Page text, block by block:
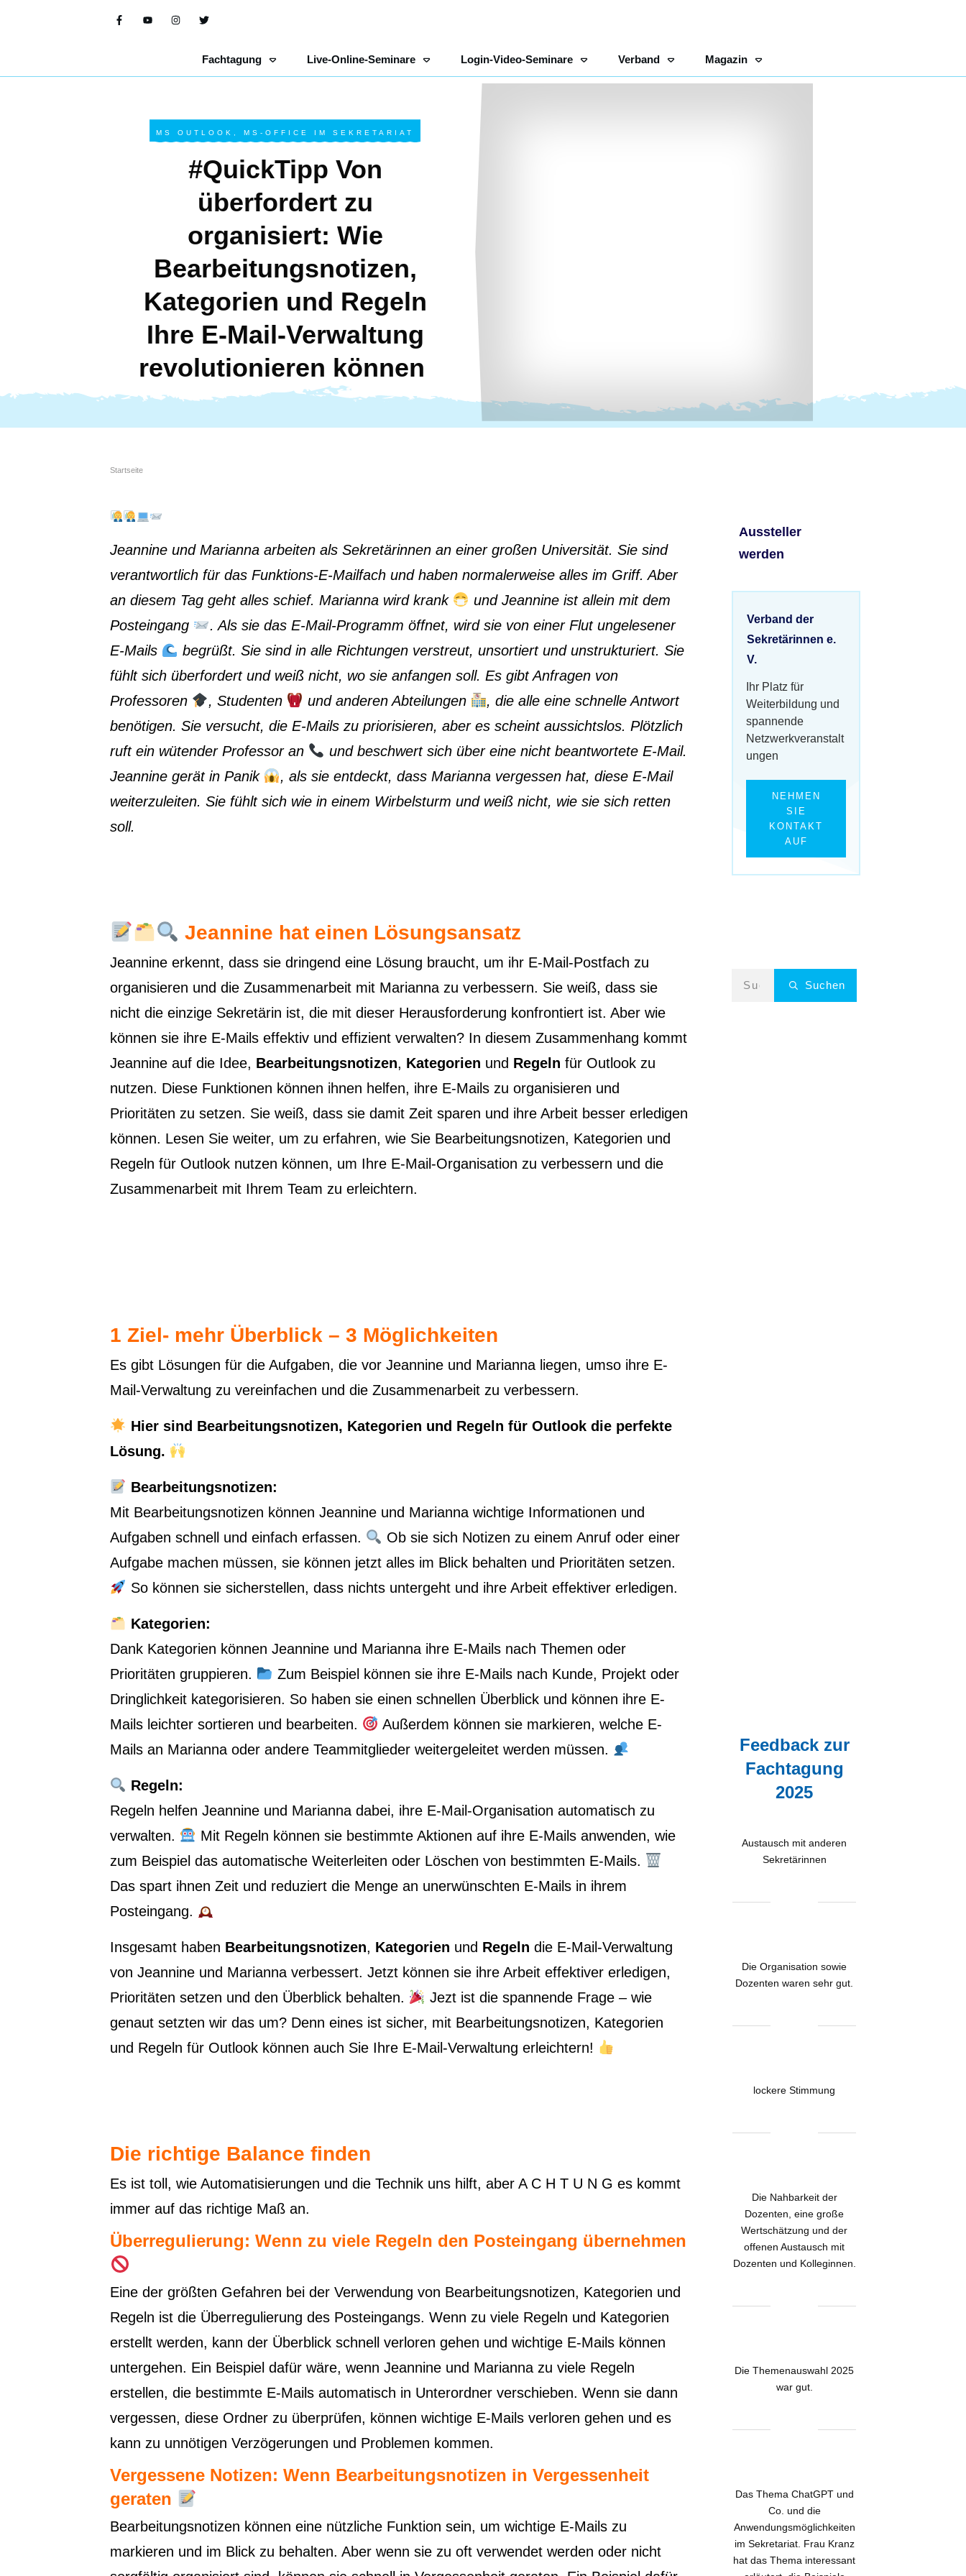
Fachtagung Live-Online-Seminare Login-Video-Seminare Verband Magazin
MS OUTLOOK ,MS-OFFICE IM SEKRETARIAT
#QuickTipp Von
überfordert zu
organisiert: Wie
Bearbeitungsnotizen,
Kategorien und Regeln
Ihre E-Mail-Verwaltung
revolutionieren können
Startseite
Jeannine und Marianna arbeiten als Sekretärinnen an einer großen Universität. Sie sind
verantwortlich für das Funktions-E-Mailfach und haben normalerweise alles im Griff. Aber
an diesem Tag geht alles schief. Marianna wird krank
und Jeannine ist allein mit dem
Posteingang
. Als sie das E-Mail-Programm öffnet, wird sie von einer Flut ungelesener
E-Mails
begrüßt. Sie sind in alle Richtungen verstreut, unsortiert und unstrukturiert. Sie
fühlt sich überfordert und weiß nicht, wo sie anfangen soll. Es gibt Anfragen von
Professoren
, Studenten und anderen Abteilungen
, die alle eine schnelle Antwort
benötigen. Sie versucht, die E-Mails zu priorisieren, aber es scheint aussichtslos. Plötzlich
ruft ein wütender Professor an
und beschwert sich über eine nicht beantwortete E-Mail.
Jeannine gerät in Panik
, als sie entdeckt, dass Marianna vergessen hat, diese E-Mail
weiterzuleiten. Sie fühlt sich wie in einem Wirbelsturm und weiß nicht, wie sie sich retten
soll.
Jeannine hat einen Lösungsansatz
Jeannine erkennt, dass sie dringend eine Lösung braucht, um ihr E-Mail-Postfach zu
organisieren und die Zusammenarbeit mit Marianna zu verbessern. Sie weiß, dass sie
nicht die einzige Sekretärin ist, die mit dieser Herausforderung konfrontiert ist. Aber wie
können sie ihre E-Mails effektiv und effizient verwalten? In diesem Zusammenhang kommt
Jeannine auf die Idee, Bearbeitungsnotizen, Kategorien und Regeln für Outlook zu
nutzen. Diese Funktionen können ihnen helfen, ihre E-Mails zu organisieren und
Prioritäten zu setzen. Sie weiß, dass sie damit Zeit sparen und ihre Arbeit besser erledigen
können. Lesen Sie weiter, um zu erfahren, wie Sie Bearbeitungsnotizen, Kategorien und
Regeln für Outlook nutzen können, um Ihre E-Mail-Organisation zu verbessern und die
Zusammenarbeit mit Ihrem Team zu erleichtern.
1 Ziel- mehr Überblick – 3 Möglichkeiten
Es gibt Lösungen für die Aufgaben, die vor Jeannine und Marianna liegen, umso ihre E-
Mail-Verwaltung zu vereinfachen und die Zusammenarbeit zu verbessern.
Hier sind Bearbeitungsnotizen, Kategorien und Regeln für Outlook die perfekte
Lösung.
Bearbeitungsnotizen:
Mit Bearbeitungsnotizen können Jeannine und Marianna wichtige Informationen und
Aufgaben schnell und einfach erfassen.
Ob sie sich Notizen zu einem Anruf oder einer
Aufgabe machen müssen, sie können jetzt alles im Blick behalten und Prioritäten setzen.
So können sie sicherstellen, dass nichts untergeht und ihre Arbeit effektiver erledigen.
Kategorien:
Dank Kategorien können Jeannine und Marianna ihre E-Mails nach Themen oder
Prioritäten gruppieren.
Zum Beispiel können sie ihre E-Mails nach Kunde, Projekt oder
Dringlichkeit kategorisieren. So haben sie einen schnellen Überblick und können ihre E-
Mails leichter sortieren und bearbeiten.
Außerdem können sie markieren, welche E-
Mails an Marianna oder andere Teammitglieder weitergeleitet werden müssen.
Regeln:
Regeln helfen Jeannine und Marianna dabei, ihre E-Mail-Organisation automatisch zu
verwalten.
Mit Regeln können sie bestimmte Aktionen auf ihre E-Mails anwenden, wie
zum Beispiel das automatische Weiterleiten oder Löschen von bestimmten E-Mails.
Das spart ihnen Zeit und reduziert die Menge an unerwünschten E-Mails in ihrem
Posteingang.
Insgesamt haben Bearbeitungsnotizen, Kategorien und Regeln die E-Mail-Verwaltung
von Jeannine und Marianna verbessert. Jetzt können sie ihre Arbeit effektiver erledigen,
Prioritäten setzen und den Überblick behalten.
Jezt ist die spannende Frage – wie
genaut setzten wir das um? Denn eines ist sicher, mit Bearbeitungsnotizen, Kategorien
und Regeln für Outlook können auch Sie Ihre E-Mail-Verwaltung erleichtern!
Die richtige Balance finden
Es ist toll, wie Automatisierungen und die Technik uns hilft, aber A C H T U N G es kommt
immer auf das richtige Maß an.
Überregulierung: Wenn zu viele Regeln den Posteingang übernehmen
Eine der größten Gefahren bei der Verwendung von Bearbeitungsnotizen, Kategorien und
Regeln ist die Überregulierung des Posteingangs. Wenn zu viele Regeln und Kategorien
erstellt werden, kann der Überblick schnell verloren gehen und wichtige E-Mails können
untergehen. Ein Beispiel dafür wäre, wenn Jeannine und Marianna zu viele Regeln
erstellen, die bestimmte E-Mails automatisch in Unterordner verschieben. Wenn sie dann
vergessen, diese Ordner zu überprüfen, können wichtige E-Mails verloren gehen und es
kann zu unnötigen Verzögerungen und Problemen kommen.
Vergessene Notizen: Wenn Bearbeitungsnotizen in Vergessenheit
geraten
Bearbeitungsnotizen können eine nützliche Funktion sein, um wichtige E-Mails zu
markieren und im Blick zu behalten. Aber wenn sie zu oft verwendet werden oder nicht
Aussteller
werden
Verband der
Sekretärinnen e.
V.
Ihr Platz für
Weiterbildung und
spannende
Netzwerkveranstalt
ungen
NEHMEN
SIE
KONTAKT
AUF
Suchen
Feedback zur
Fachtagung
2025
Austausch mit anderen
Sekretärinnen
Die Organisation sowie
Dozenten waren sehr gut.
lockere Stimmung
Die Nahbarkeit der
Dozenten, eine große
Wertschätzung und der
offenen Austausch mit
Dozenten und Kolleginnen.
Die Themenauswahl 2025
war gut.
Das Thema ChatGPT und
Co. und die
Anwendungsmöglichkeiten
im Sekretariat. Frau Kranz
hat das Thema interessant